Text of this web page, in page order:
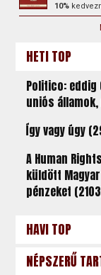
10%
HETI TOP
Politico: eddig
uniós
Így vagy úgy
A Human
küldött
pénzeket
HAVI TOP
NÉPSZERŰ